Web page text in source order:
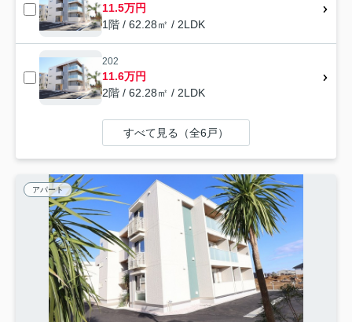
11.5万円
1階 / 62.28㎡ / 2LDK
202
11.6万円
2階 / 62.28㎡ / 2LDK
すべて見る（全6戸）
アパート